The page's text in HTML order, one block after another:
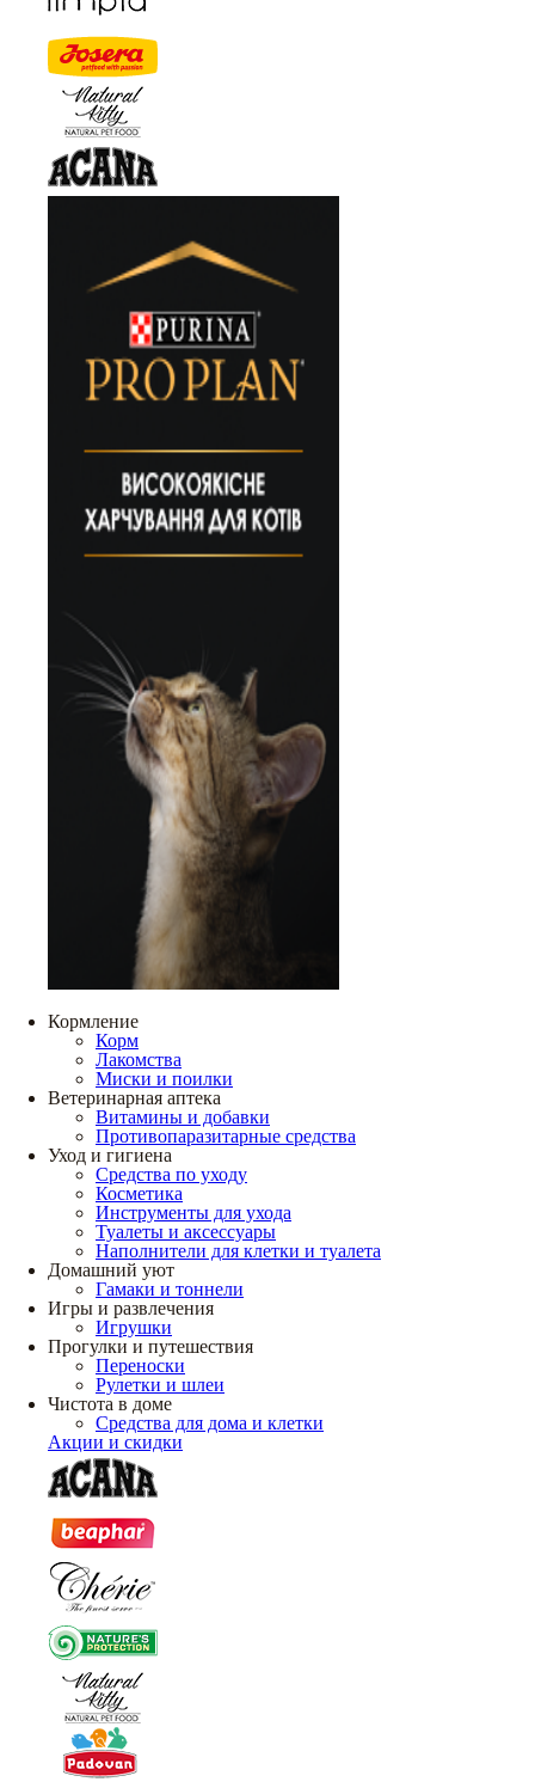
Кормление
Корм
Лакомства
Миски и поилки
Ветеринарная аптека
Витамины и добавки
Противопаразитарные средства
Уход и гигиена
Средства по уходу
Косметика
Инструменты для ухода
Туалеты и аксессуары
Наполнители для клетки и туалета
Домашний уют
Гамаки и тоннели
Игры и развлечения
Игрушки
Прогулки и путешествия
Переноски
Рулетки и шлеи
Чистота в доме
Средства для дома и клетки
Акции и скидки